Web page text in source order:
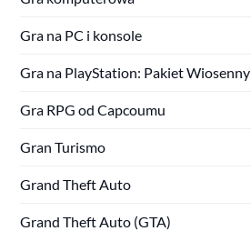
Gra na PC i konsole
Gra na PlayStation: Pakiet Wiosenny
Gra RPG od Capcoumu
Gran Turismo
Grand Theft Auto
Grand Theft Auto (GTA)